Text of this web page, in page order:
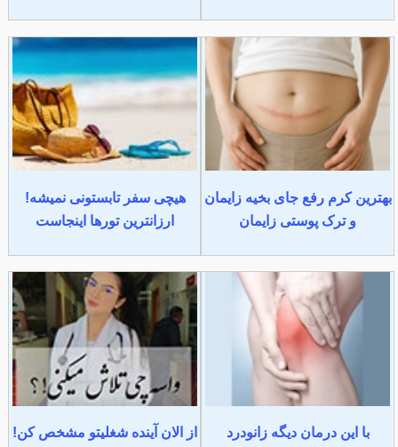
بهترین کرم رفع جای بخیه زایمان
و ترک پوستی زایمان
هیچی سفر تابستونی نمیشه!
ارزانترین تورها اینجاست
با این درمان دیگه زانودرد
از الان آینده شغلیتو مشخص کن!